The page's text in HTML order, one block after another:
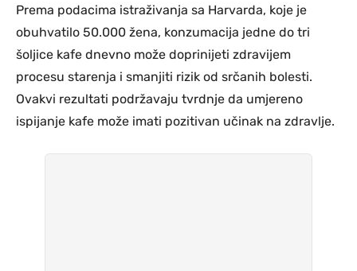
Prema podacima istraživanja sa Harvarda, koje je
obuhvatilo 50.000 žena, konzumacija jedne do tri
šoljice kafe dnevno može doprinijeti zdravijem
procesu starenja i smanjiti rizik od srčanih bolesti.
Ovakvi rezultati podržavaju tvrdnje da umjereno
ispijanje kafe može imati pozitivan učinak na zdravlje.